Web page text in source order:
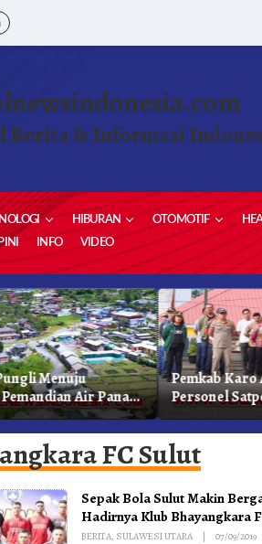
Berita & Informasi
HIBURAN OTOMOTIF
INFO VIDEO
Menuju
Air Panas
Gunung – Doulu Foto
Pemkab Karo
Personel
Dan
FC Sulut
Sepak Bola Sulut Makin
Hadirnya Klub Bhayangkara
BERITA, SULAWESI UTARA | 07/09/2019By